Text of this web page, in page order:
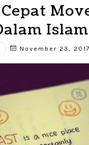
Islam
November 23, 2017